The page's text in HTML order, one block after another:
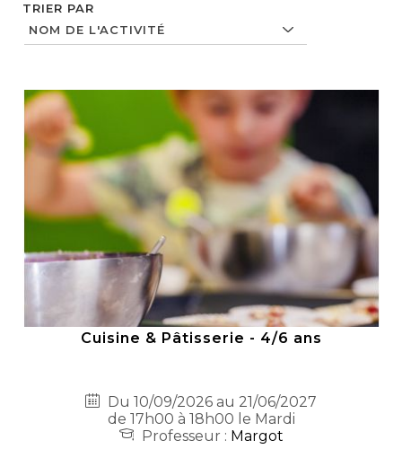
TRIER PAR
Cuisine & Pâtisserie - 4/6 ans
Du 10/09/2026 au 21/06/2027
de 17h00 à 18h00 le Mardi
Professeur : Margot